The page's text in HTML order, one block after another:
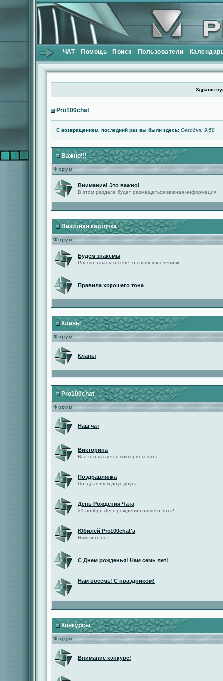
ЧАТ Помощь Поиск Пользователи
Pro100chat
С возвращением, последний раз вы были здесь: Сегодня, 9:58
Важно!!!
Форум
Внимание! Это важно!
В этом разделе будет размещаться важная информация.
Визитная карточка
Форум
Будем знакомы
Рассказываем о себе, о своих увлечениях
Правила хорошего тона
Кланы
Форум
Кланы
Pro100chat
Форум
Наш чат
Викторина
Всё что касается викторины чата
Поздравлялка
Поздравляем друг друга
День Рождения Чата
21 ноября День рождения нашего чата!
Юбилей Pro100chat'а
Нам пять лет!
С Днем рожденья! Нам семь лет!
Нам восемь! С праздником!
Конкурсы
Форум
Внимание конкурс!